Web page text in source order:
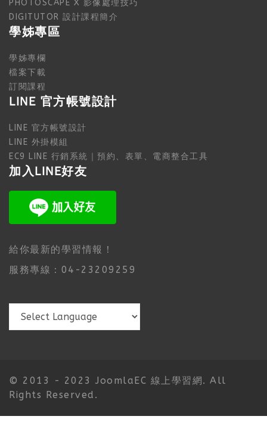
PHOTOSCAPE X 影像處理技巧
DIGITUTOR 設計課程簡介
學姊專區
學姊專欄
檔案下載
訂閱課程
LINE 官方帳號設計
LINE 官方帳號設計
LINE 外掛模組
EC9 LINE 行銷系統｜預約、表單、電商整合工具
加入LINE好友
給你最新的學習情報！
服務專線：04-23209259
© 2013 - 2023 JoomlaEC 線上學習網. All
Rights Reserved.